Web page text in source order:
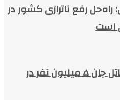
رفع ناترازی کشور در
است
مقاومت میکروبی قاتل جان ۵ میلیون نفر در